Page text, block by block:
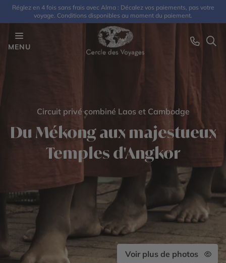
Réglez en 4 fois sans frais avec Alma : Décalez vos paiements, pas votre
voyage. Conditions disponibles au moment du paiement.
MENU
Circuit privé combiné Laos et Cambodge
Du Mékong aux majestueux
Temples d'Angkor
Voir plus de photos